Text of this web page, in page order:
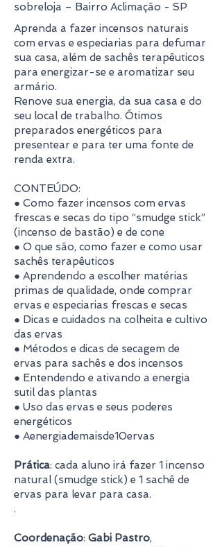
sobreloja – Bairro Aclimação - SP
Aprenda a fazer incensos naturais
com ervas e especiarias para defumar
sua casa, além de sachês terapêuticos
para energizar-se e aromatizar seu
armário.
Renove sua energia, da sua casa e do
seu local de trabalho. Ótimos
preparados energéticos para
presentear e para ter uma fonte de
renda extra.
CONTEÚDO:
● Como fazer incensos com ervas
frescas e secas do tipo “smudge stick”
(incenso de bastão) e de cone
● O que são, como fazer e como usar
sachês terapêuticos
● Aprendendo a escolher matérias
primas de qualidade, onde comprar
ervas e especiarias frescas e secas
● Dicas e cuidados na colheita e cultivo
das ervas
● Métodos e dicas de secagem de
ervas para sachês e dos incensos
● Entendendo e ativando a energia
sutil das plantas
● Uso das ervas e seus poderes
energéticos
● Aenergiademaisde10ervas
Prática: cada aluno irá fazer 1 incenso
natural (smudge stick) e 1 sachê de
ervas para levar para casa.
.
Coordenação: Gabi Pastro,